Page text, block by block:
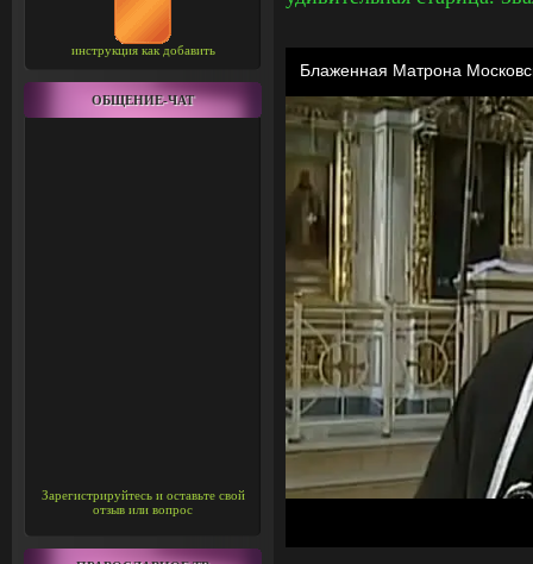
инструкция как добавить
ОБЩЕНИЕ-ЧАТ
Зарегистрируйтесь и оставьте свой
отзыв или вопрос